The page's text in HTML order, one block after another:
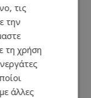
τις
την
τη χρήση
άλλες